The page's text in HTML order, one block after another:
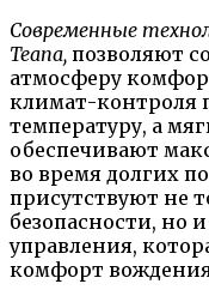
Современные
Teana, позволяют
атмосферу
климат-контроля
температуру, а
обеспечивают
во время долгих
присутствуют не
безопасности, но
управления,
комфорт